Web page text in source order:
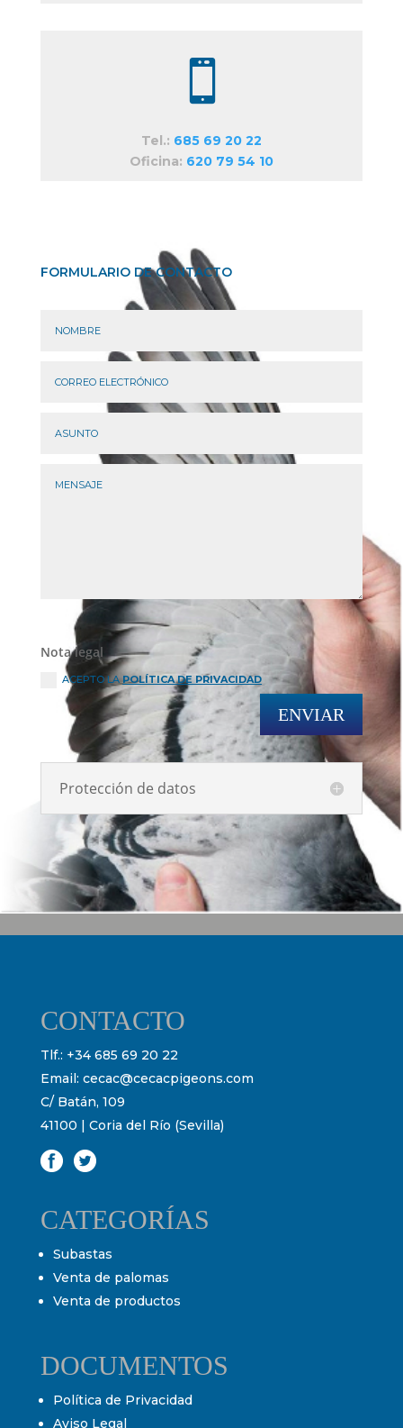

Tel.: 685 69 20 22
Oficina: 620 79 54 10
FORMULARIO DE CONTACTO
Nota legal
ACEPTO LAPOLÍTICA DE PRIVACIDAD
ENVIAR
Protección de datos
CONTACTO
Tlf.: +34 685 69 20 22
Email: cecac@cecacpigeons.com
C/ Batán, 109
41100 | Coria del Río (Sevilla)
CATEGORÍAS
Subastas
Venta de palomas
Venta de productos
DOCUMENTOS
Política de Privacidad
Aviso Legal